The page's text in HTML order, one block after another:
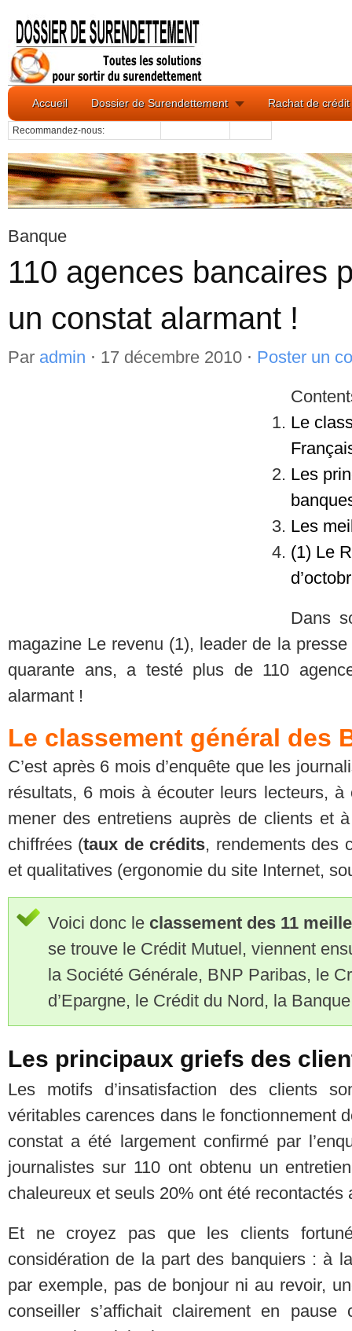
Accueil Dossier de Surendettement Rachat de crédit
Recommandez-nous:
Banque
110 agences bancaires
un constat alarmant !
Par admin ⋅ 17 décembre 2010 ⋅ Poster un
Le
Les
Les
(1) Le
Dans
magazine Le revenu (1), leader de la
quarante ans, a testé plus de 110
alarmant !
Le classement général des
C’est après 6 mois d’enquête que les
résultats, 6 mois à écouter leurs lecteurs,
mener des entretiens auprès de clients et
chiffrées (taux de crédits, rendements des
et qualitatives (ergonomie du site Internet,
Voici donc le classement des 11
se trouve le Crédit Mutuel, viennent
la Société Générale, BNP Paribas, le
d’Epargne, le Crédit du Nord, la
Les principaux griefs des
Les motifs d’insatisfaction des clients
véritables carences dans le fonctionnement
constat a été largement confirmé par
journalistes sur 110 ont obtenu un
chaleureux et seuls 20% ont été recontactés
Et ne croyez pas que les clients
considération de la part des banquiers : à
par exemple, pas de bonjour ni au revoir,
conseiller s’affichait clairement en pause